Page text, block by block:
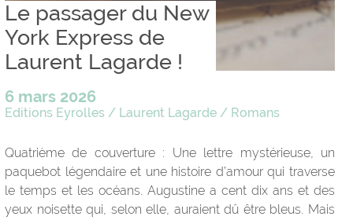
Le passager du New
York Express de
Laurent Lagarde !
6 mars 2026
Editions Eyrolles / Laurent Lagarde / Romans
Quatrième de couverture : Une lettre mystérieuse, un
paquebot légendaire et une histoire d’amour qui traverse
le temps et les océans. Augustine a cent dix ans et des
yeux noisette qui, selon elle, auraient dû être bleus. Mais